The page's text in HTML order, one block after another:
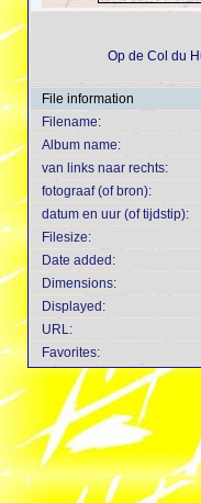
Op de Col du
File information
Filename:
Album name:
van links naar rechts:
fotograaf (of bron):
datum en uur (of tijdstip):
Filesize:
Date added:
Dimensions:
Displayed:
URL:
Favorites: